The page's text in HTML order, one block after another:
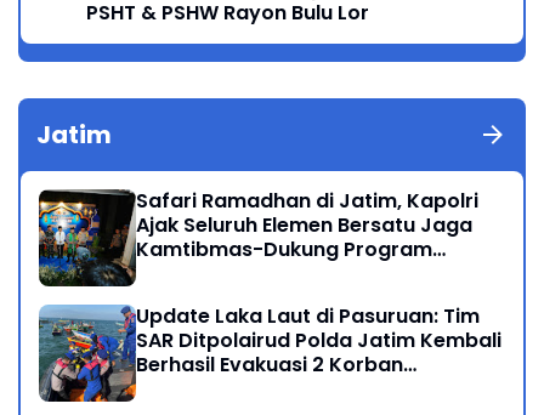
PSHT & PSHW Rayon Bulu Lor
Jatim
Safari Ramadhan di Jatim, Kapolri
Ajak Seluruh Elemen Bersatu Jaga
Kamtibmas-Dukung Program
Update Laka Laut di Pasuruan: Tim
SAR Ditpolairud Polda Jatim Kembali
Berhasil Evakuasi 2 Korban